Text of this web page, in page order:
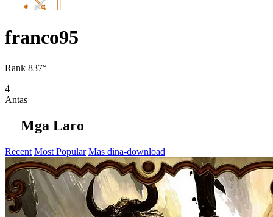
franco95
Rank 837°
4
Antas
Mga Laro
Recent Most Popular Mas dina-download